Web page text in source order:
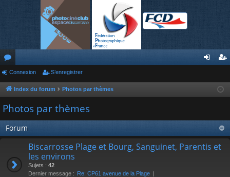
or
u
m
s on
nr
ist
re
Connexion S’enregistrer
Index du forum Photos par thèmes
Photos par thèmes
Forum
Biscarrosse Plage et Bourg, Sanguinet, Parentis et
les environs
Sujets : 42
Dernier message : Re: CP61 avenue de la Plage